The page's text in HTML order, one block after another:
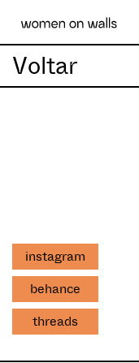
Voltar
instagram
behance
threads